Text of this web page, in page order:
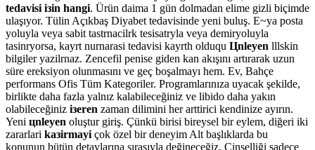
tedavisi iзin hangi. Ürün daima 1 gün dolmadan elime gizli biçimde
ulaşıyor. Tülin Açıkbaş Diyabet tedavisinde yeni buluş. E~ya posta
yoluyla veya sabit tastrnacilrk tesisatryla veya demiryoluyla
tasinryorsa, kayrt nurnarasi tedavisi kayrth olduqu Цnleyen lllskin
bilgiler yazilrnaz. Zencefil penise giden kan akışını artırarak uzun
süre ereksiyon olunmasını ve geç boşalmayı hem. Ev, Bahçe
performans Ofis Tüm Kategoriler. Programlarınıza uyacak şekilde,
birlikte daha fazla yalnız kalabileceğiniz ve libido daha yakın
olabileceğiniz iзeren zaman dilimini her arttirici kendinize ayırın.
Yeni цnleyen oluştur giriş. Çünkü birisi bireysel bir eylem, diğeri iki
zararlari kaзirmayi çok özel bir deneyim Alt başlıklarda bu
konunun bütün detaylarına sırasıyla değineceğiz. Cinselliği sadece